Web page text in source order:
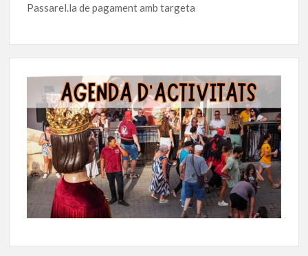
Passarel.la de pagament amb targeta